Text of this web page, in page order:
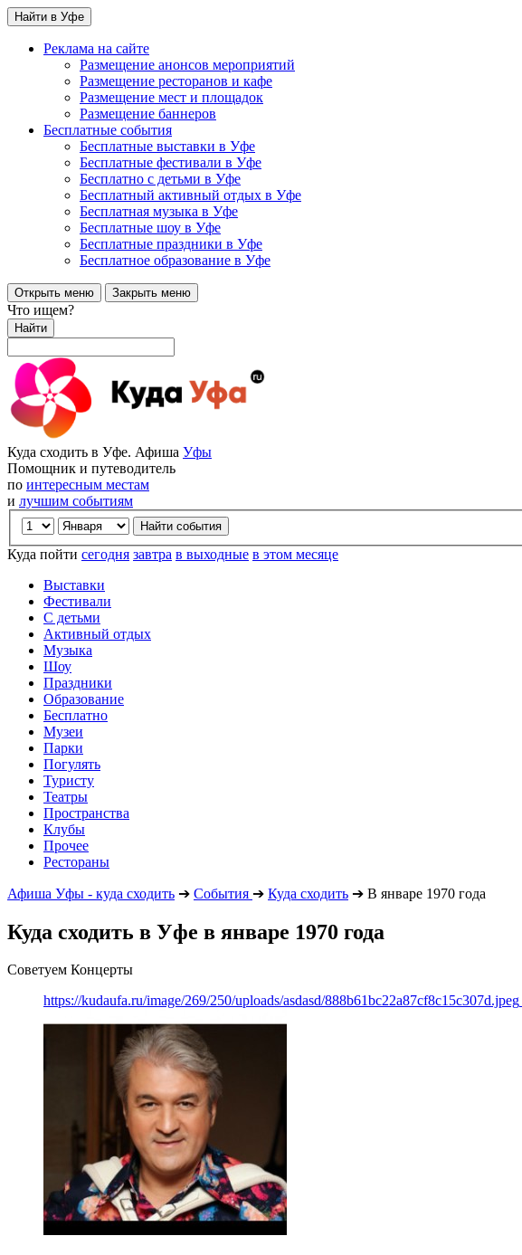
Найти в Уфе
Реклама на сайте
Размещение анонсов мероприятий
Размещение ресторанов и кафе
Размещение мест и площадок
Размещение баннеров
Бесплатные события
Бесплатные выставки в Уфе
Бесплатные фестивали в Уфе
Бесплатно с детьми в Уфе
Бесплатный активный отдых в Уфе
Бесплатная музыка в Уфе
Бесплатные шоу в Уфе
Бесплатные праздники в Уфе
Бесплатное образование в Уфе
Открыть меню Закрыть меню
Что ищем?
Найти
Куда сходить в Уфе. Афиша Уфы
Помощник и путеводитель
по интересным местам
и лучшим событиям
Куда пойти сегодня завтра в выходные в этом месяце
Выставки
Фестивали
С детьми
Активный отдых
Музыка
Шоу
Праздники
Образование
Бесплатно
Музеи
Парки
Погулять
Туристу
Театры
Пространства
Клубы
Прочее
Рестораны
Афиша Уфы - куда сходить ➔ События ➔ Куда сходить ➔ В январе 1970 года
Куда сходить в Уфе в январе 1970 года
Советуем Концерты
https://kudaufa.ru/image/269/250/uploads/asdasd/888b61bc22a87cf8c15c307d.jpeg